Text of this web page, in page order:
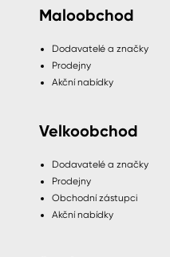
Maloobchod
Dodavatelé a značky
Prodejny
Akční nabídky
Velkoobchod
Dodavatelé a značky
Prodejny
Obchodní zástupci
Akční nabídky